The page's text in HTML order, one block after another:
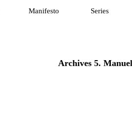
Manifesto Series
Archives 5.